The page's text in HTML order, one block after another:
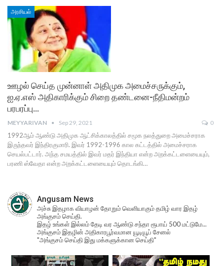
அரசியல்
ஊழல் செய்த முன்னாள் அதிமுக அமைச்சருக்கும்,
ஐ.ஏ.எஸ் அதிகாரிக்கும் சிறை தண்டனை-நீதிமன்றம்
பரபரப்பு…
MEYYARIVAN Sep 29, 2021 0
1992ஆம் ஆண்டு அதிமுக ஆட்சிக்காலத்தில் சமூக நலத்துறை அமைச்சராக
இருந்தவர் இந்திரகுமாரி. இவர் 1992-1996 கால கட்டத்தில் அமைச்சராக
செயல்பட்டார். அந்த சமயத்தில் இவர் மதர் இந்தியா என்ற அறக்கட்டளையையும்,
பரணி ஸ்வேதா என்ற அறக்கட்டளையையும் தொடங்கி…
Angusam News
அச்சு இதழாக வியாழன் தோறும் வெளியாகும் தமிழ் வார இதழ்
அங்குசம் செய்தி.
இதழ் உங்கள் இல்லம் தேடி வர ஆண்டு சந்தா ரூபாய் 500 மட்டுமே...
அங்குசம் இதழின் அதிகாரபூர்வமான யூடியூப் சேனல்
"அங்குசம் செய்தி இது மக்களுக்கான செய்தி"